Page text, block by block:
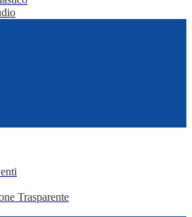
Trasparente